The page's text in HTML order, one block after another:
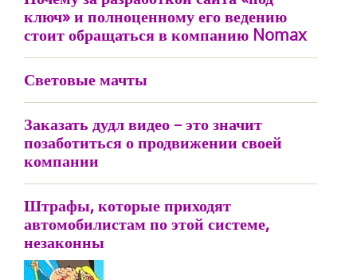
ключ» и полноценному его ведению
стоит обращаться в компанию Nomax
Световые мачты
Заказать дудл видео – это значит
позаботиться о продвижении своей
компании
Штрафы, которые приходят
автомобилистам по этой системе,
незаконны